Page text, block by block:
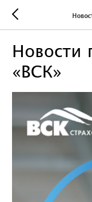
Новости
«ВСК»